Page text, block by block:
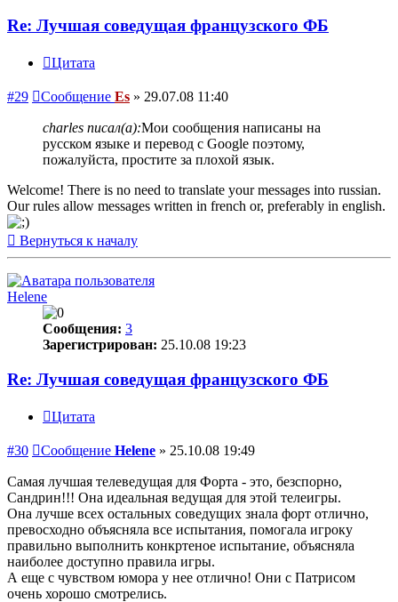
Re: Лучшая соведущая французского ФБ
Цитата
#29 Сообщение Es » 29.07.08 11:40
charles писал(а):Мои сообщения написаны на
русском языке и перевод с Google поэтому,
пожалуйста, простите за плохой язык.
Welcome! There is no need to translate your messages into russian.
Our rules allow messages written in french or, preferably in english.
Вернуться к началу
Helene
Сообщения: 3
Зарегистрирован: 25.10.08 19:23
Re: Лучшая соведущая французского ФБ
Цитата
#30 Сообщение Helene » 25.10.08 19:49
Самая лучшая телеведущая для Форта - это, безспорно,
Сандрин!!! Она идеальная ведущая для этой телеигры.
Она лучше всех остальных соведущих знала форт отлично,
превосходно объясняла все испытания, помогала игроку
правильно выполнить конкртеное испытание, объясняла
наиболее доступно правила игры.
А еще с чувством юмора у нее отлично! Они с Патрисом
очень хорошо смотрелись.